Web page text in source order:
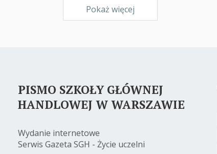
Pokaż więcej
PISMO SZKOŁY GŁÓWNEJ
HANDLOWEJ W WARSZAWIE
Wydanie internetowe
Serwis Gazeta SGH - Życie uczelni